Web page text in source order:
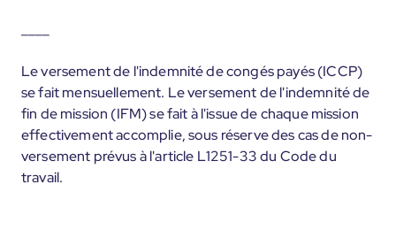
Le versement de l'indemnité de congés payés (ICCP)
se fait mensuellement. Le versement de l'indemnité de
fin de mission (IFM) se fait à l'issue de chaque mission
effectivement accomplie, sous réserve des cas de non-
versement prévus à l'article L1251-33 du Code du
travail.